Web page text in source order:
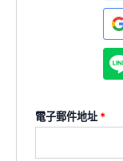
電子郵件地址 *